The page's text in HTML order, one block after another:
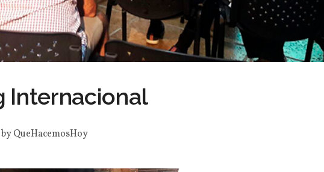
Internacional
byQueHacemosHoy